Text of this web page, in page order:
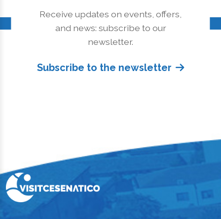
Receive updates on events, offers,
and news: subscribe to our
newsletter.
Subscribe to the newsletter